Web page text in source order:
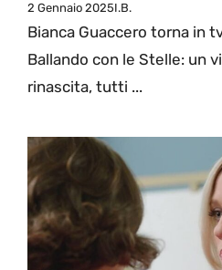
2 Gennaio 2025I.B.
Bianca Guaccero torna in
Ballando con le Stelle: un
rinascita, tutti ...